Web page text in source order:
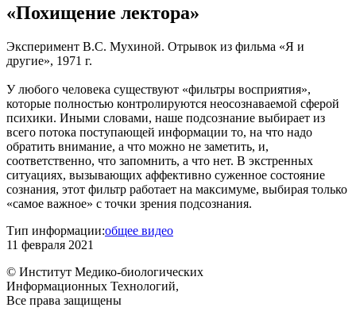
«Похищение лектора»
Эксперимент В.С. Мухиной. Отрывок из фильма «Я и
другие», 1971 г.
У любого человека существуют «фильтры восприятия»,
которые полностью контролируются неосознаваемой сферой
психики. Иными словами, наше подсознание выбирает из
всего потока поступающей информации то, на что надо
обратить внимание, а что можно не заметить, и,
соответственно, что запомнить, а что нет. В экстренных
ситуациях, вызывающих аффективно суженное состояние
сознания, этот фильтр работает на максимуме, выбирая только
«самое важное» с точки зрения подсознания.
Тип информации:общее видео
11 февраля 2021
© Институт Медико-биологических
Информационных Технологий,
Все права защищены